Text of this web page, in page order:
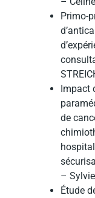
Primo-
Impact
de
–
Étude